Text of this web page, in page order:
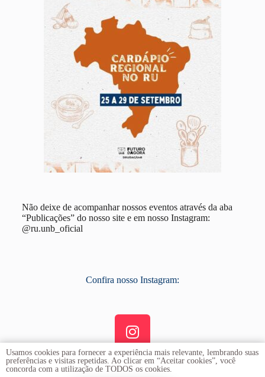
Não deixe de acompanhar nossos eventos através da aba
“Publicações” do nosso site e em nosso Instagram:
@ru.unb_oficial
Confira nosso Instagram:
Usamos cookies para fornecer a experiência mais relevante, lembrando suas
preferências e visitas repetidas. Ao clicar em “Aceitar cookies”, você
concorda com a utilização de TODOS os cookies.